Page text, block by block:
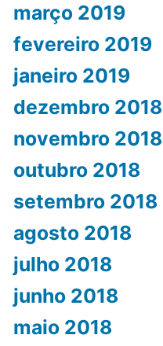
março 2019
fevereiro 2019
janeiro 2019
dezembro 2018
novembro 2018
outubro 2018
setembro 2018
agosto 2018
julho 2018
junho 2018
maio 2018